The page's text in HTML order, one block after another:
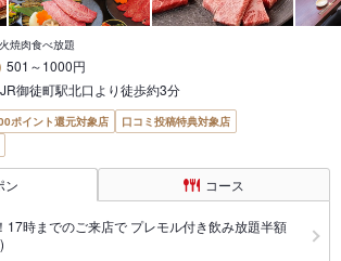
焼肉食べ放題
501～1000円
御徒町駅北口より徒歩約3分
ポイント還元対象店
口コミ投稿特典対象店
ン コース
17時までのご来店で プレモル付き飲み放題半額